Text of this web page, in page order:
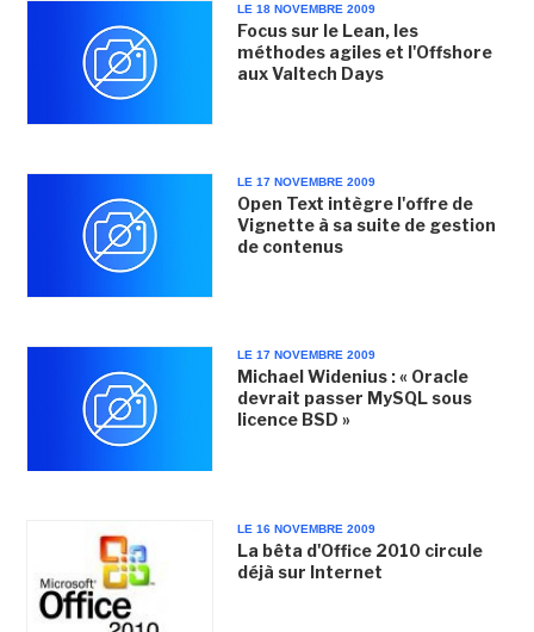
LE 18 NOVEMBRE 2009
Focus sur le Lean, les
méthodes agiles et l'Offshore
aux Valtech Days
LE 17 NOVEMBRE 2009
Open Text intègre l'offre de
Vignette à sa suite de gestion
de contenus
LE 17 NOVEMBRE 2009
Michael Widenius : « Oracle
devrait passer MySQL sous
licence BSD »
LE 16 NOVEMBRE 2009
La bêta d'Office 2010 circule
déjà sur Internet